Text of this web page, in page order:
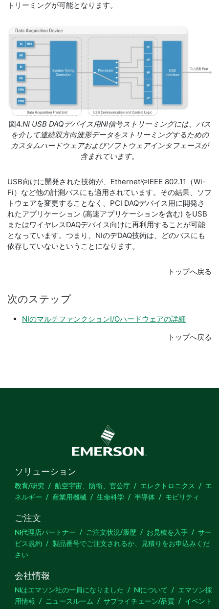
トリーミングが可能となります。
図4.NI USB DAQデバイス用NI信号ストリーミングには、バス
を介して連続双方向波形データをストリーミングするための
カスタムハードウェアおよびソフトウェアインタフェースが
含まれています。
USB向けに開発された技術が、EthernetやIEEE 802.11（Wi-
Fi）など他の計測バスにも適用されています。その結果、ソフ
トウェアを変更することなく、PCI DAQデバイス用に開発さ
れたアプリケーション (高速アプリケーションを含む) をUSB
またはワイヤレスDAQデバイス向けに再利用することが可能
となっています。つまり、NIのデDAQ技術は、どのバスにも
依存していないということになります。
トップへ戻る
次の ステップ
NIのマルチファンクションI/Oハードウェアの詳細
トップへ戻る
ソリューション
教育/研究 航空宇宙、防衛、官公庁 エレクトロニクス
エ
ネルギー
産業用機械 生命科学 半導体 モビリティ
ご注文
NI代理店パートナー ご注文状況/履歴 お見積を入手
サー
ビス規約
製品番号でご注文されるか、見積りをお申込みくだ
さい
会社情報
NIはエマソン社の一員になりました NIについて
エマソン採
用情報
ニュースルーム サプライチェーン/品質 イベント